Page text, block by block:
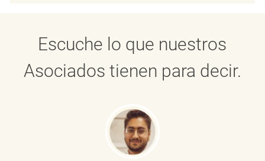
Escuche lo que nuestros
Asociados tienen para decir.